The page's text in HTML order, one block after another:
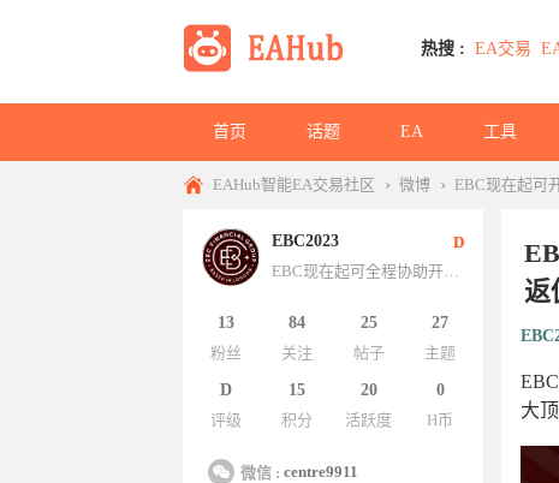
热搜 : EA交易
首页 话题 EA 工具
EAHub智能EA交易社区 › 微博 › EBC现在起可
返
大
EBC2023
D
EBC现在起可全程协助开设英国FCA流动性清算帐户，ECN账户欧美低至0点，现在活动ECN账户入金200即可激活，6
13
粉丝
84
关注
25
帖子
27
主题
D
评级
15
积分
20
活跃度
0
H币
微信 : centre9911